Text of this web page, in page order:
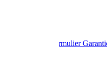
Retourformulier